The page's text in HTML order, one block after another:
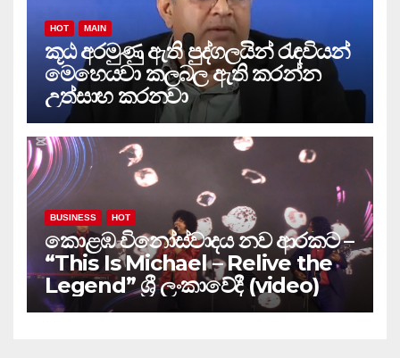
HOT MAIN
කූඨ අරමුණු ඇති පුද්ගලයින් රැඳවියන්
මෙහෙයවා කලබල ඇති කරන්න
උත්සාහ කරනවා
BUSINESS HOT
කොළඹ විනෝස්වාදය නව ආරකට –
“This Is Michael – Relive the
Legend” ශ්‍රී ලංකාවේදී (video)